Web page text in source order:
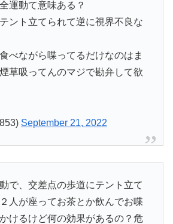
運動て意味ある？
ント立てられて逆に視界不良な
べながら喋ってるだけなのはま
草吸ってんのマジで勘弁して欲
September 21, 2022
で、交差点の歩道にテント立て
人が座ってお茶とか飲んでお喋
けるけど何の効果があるの？危